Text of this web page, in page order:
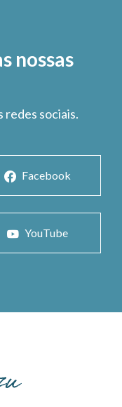
nossas
redes sociais.
Facebook
YouTube